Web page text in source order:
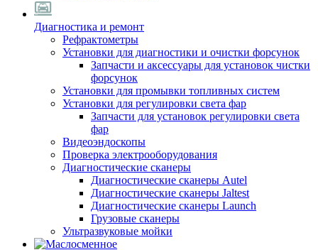
Диагностика и ремонт
Рефрактометры
Установки для диагностики и очистки форсунок
Запчасти и аксессуары для установок чистки
форсунок
Установки для промывки топливных систем
Установки для регулировки света фар
Запчасти для установок регулировки света
фар
Видеоэндоскопы
Проверка электрооборудования
Диагностические сканеры
Диагностические сканеры Autel
Диагностические сканеры Jaltest
Диагностические сканеры Launch
Грузовые сканеры
Ультразвуковые мойки